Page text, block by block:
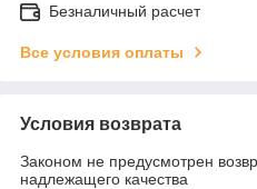
Безналичный расчет
Все условия оплаты
Условия возврата
Законом не предусмотрен
надлежащего качества